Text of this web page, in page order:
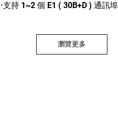
·支持 1~2 個 E1 ( 30B+D ) 通訊埠
瀏覽更多